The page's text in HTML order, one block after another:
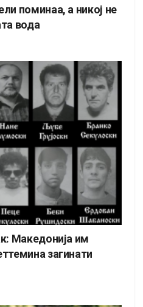
поминаа, а никој не
вода
Македонија им
загинати